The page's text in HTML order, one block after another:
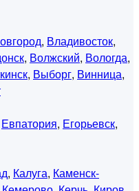
, Владивосток,
, Волжский, Вологда,
, Выборг, Винница,
Евпатория, Егорьевск,
, Калуга, Каменск-